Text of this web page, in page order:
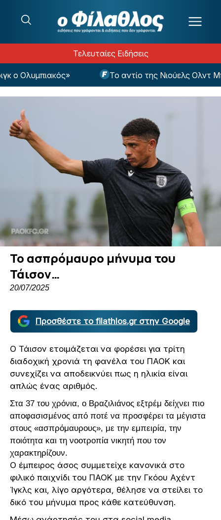
Τελευταίες Ειδήσεις
ο Ολυμπιακός» Το αντίο της Νιούελς Ολντ
To ασπρόμαυρο μήνυμα του
Τάισον…
20/07/2025
Προσθέστε το filathlos.gr στην Google
Ο Τάισον ετοιμάζεται να φορέσει για τρίτη
διαδοχική χρονιά τη φανέλα του ΠΑΟΚ και
συνεχίζει να αποδεικνύει πως η ηλικία είναι
απλώς ένας αριθμός.
Στα 37 του χρόνια, ο Βραζιλιάνος εξτρέμ δείχνει πιο
αποφασισμένος από ποτέ να προσφέρει τα μέγιστα
στους «ασπρόμαυρους», με την εμπειρία, την
ποιότητα και τη νοοτροπία νικητή που τον
χαρακτηρίζουν.
Ο έμπειρος άσος συμμετείχε κανονικά στο
φιλικό παιχνίδι του ΠΑΟΚ με την Γκόου Αχέντ
Ίγκλς και, λίγο αργότερα, θέλησε να στείλει το
δικό του μήνυμα προς κάθε κατεύθυνση.